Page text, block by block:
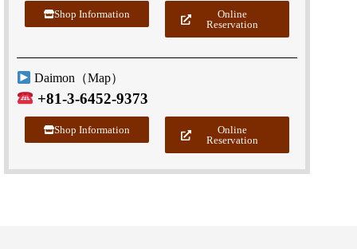
Shop Information
Online
Reservation
Daimon（Map）
+81-3-6452-9373
Shop Information
Online
Reservation